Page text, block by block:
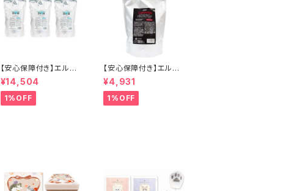
【安心保障付き】エルコ
ス（ELLCOS） キュプア
スクリアクリーム 700g
3個セット ヘアケア シャ
ンプー トリートメント 正
¥14,504
1%OFF
【安心保障付き】エルコ
ス（ELLCOS） キュプア
スカラーバター【ナチュ
ラルブラック】 700g ヘ
アケア 正規品 正規代理
¥4,931
1%OFF